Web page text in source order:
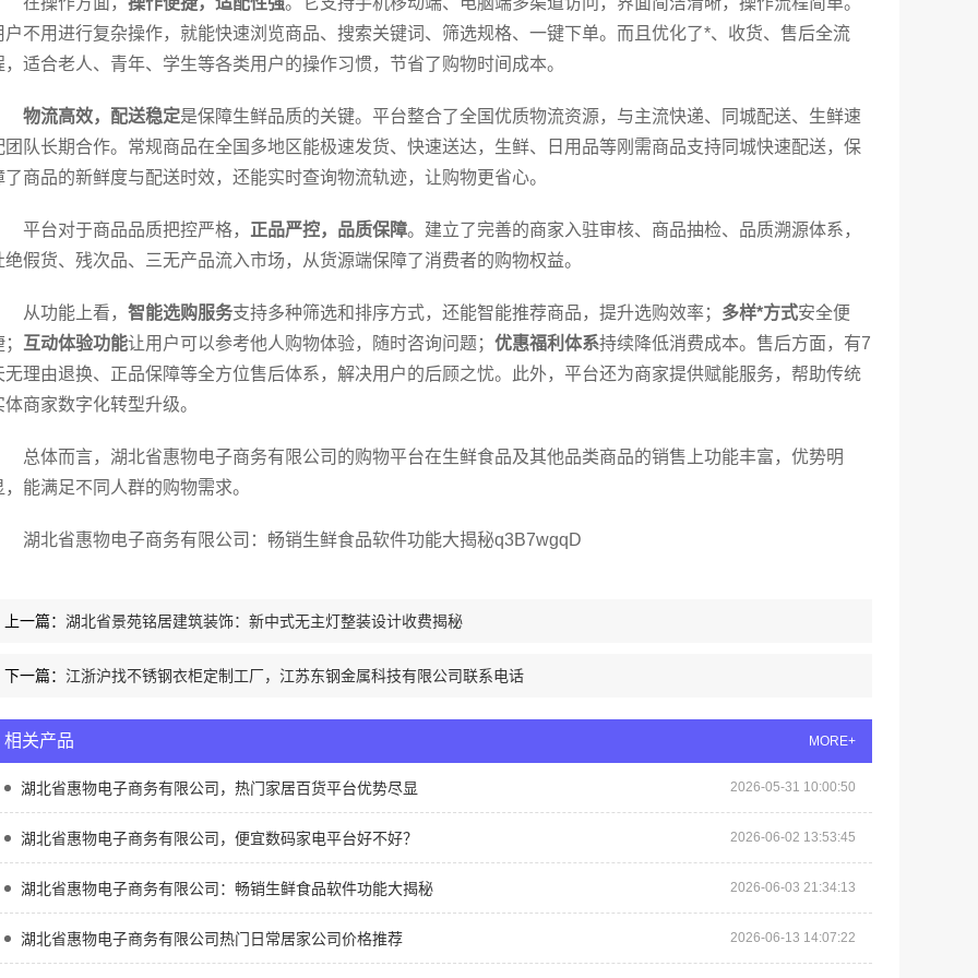
户不用进行复杂操作，就能快速浏览商品、搜索关键词、筛选规格、一键下单。而且优化了*、收货、售后全流
，适合老人、青年、学生等各类用户的操作习惯，节省了购物时间成本。
物流高效，配送稳定是保障生鲜品质的关键。平台整合了全国优质物流资源，与主流快递、同城配送、生鲜速
团队长期合作。常规商品在全国多地区能极速发货、快速送达，生鲜、日用品等刚需商品支持同城快速配送，保
了商品的新鲜度与配送时效，还能实时查询物流轨迹，让购物更省心。
平台对于商品品质把控严格， 正品严控，品质保障。建立了完善的商家入驻审核、商品抽检、品质溯源体系，
绝假货、残次品、三无产品流入市场，从货源端保障了消费者的购物权益。
从功能上看， 智能选购服务支持多种筛选和排序方式，还能智能推荐商品，提升选购效率； 多样*方式安全便
互动体验功能让用户可以参考他人购物体验，随时咨询问题； 优惠福利体系持续降低消费成本。售后方面，有7
无理由退换、正品保障等全方位售后体系，解决用户的后顾之忧。此外，平台还为商家提供赋能服务，帮助传统
体商家数字化转型升级。
总体而言，湖北省惠物电子商务有限公司的购物平台在生鲜食品及其他品类商品的销售上功能丰富，优势明
，能满足不同人群的购物需求。
湖北省惠物电子商务有限公司：畅销生鲜食品软件功能大揭秘q3B7wgqD
上一篇： 湖北省景苑铭居建筑装饰：新中式无主灯整装设计收费揭秘
下一篇： 江浙沪找不锈钢衣柜定制工厂，江苏东钢金属科技有限公司联系电话
相关产品 MORE+
湖北省惠物电子商务有限公司，热门家居百货平台优势尽显 2026-05-31 10:00:50
湖北省惠物电子商务有限公司，便宜数码家电平台好不好？ 2026-06-02 13:53:45
湖北省惠物电子商务有限公司：畅销生鲜食品软件功能大揭秘 2026-06-03 21:34:13
湖北省惠物电子商务有限公司热门日常居家公司价格推荐 2026-06-13 14:07:22